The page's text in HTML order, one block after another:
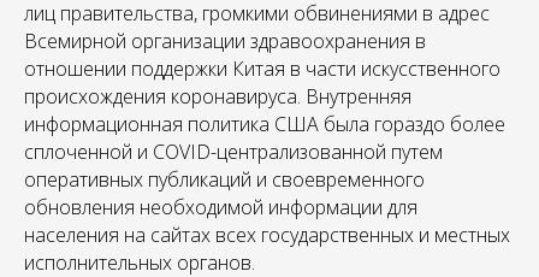
лиц правительства, громкими обвинениями в адрес
Всемирной организации здравоохранения в
отношении поддержки Китая в части искусственного
происхождения коронавируса. Внутренняя
информационная политика США была гораздо более
сплоченной и COVID-централизованной путем
оперативных публикаций и своевременного
обновления необходимой информации для
населения на сайтах всех государственных и местных
исполнительных органов.